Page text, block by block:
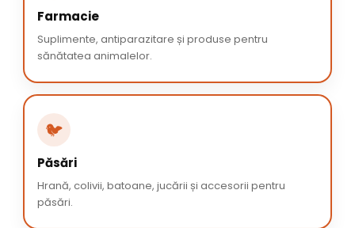
Farmacie
Suplimente, antiparazitare și produse pentru
sănătatea animalelor.
🐦
Păsări
Hrană, colivii, batoane, jucării și accesorii pentru
păsări.